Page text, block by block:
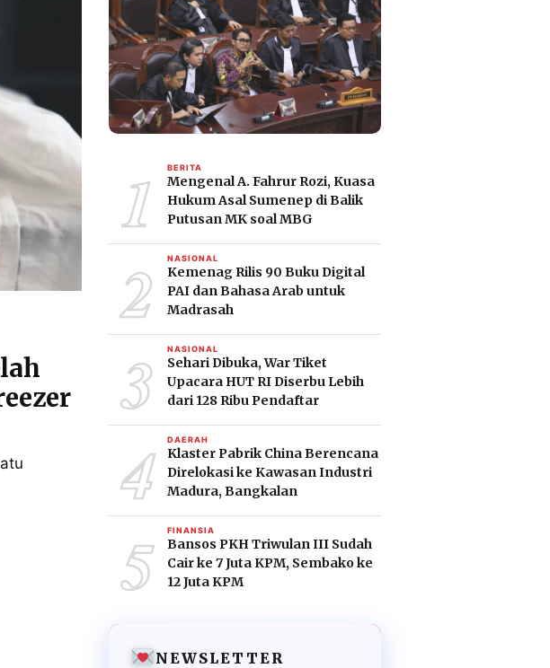
1 BERITA
Mengenal A. Fahrur Rozi, Kuasa
Hukum Asal Sumenep di Balik
Putusan MK soal MBG
2 NASIONAL
Kemenag Rilis 90 Buku Digital
PAI dan Bahasa Arab untuk
Madrasah
3 NASIONAL
Sehari Dibuka, War Tiket
Upacara HUT RI Diserbu Lebih
dari 128 Ribu Pendaftar
4 DAERAH
Klaster Pabrik China Berencana
Direlokasi ke Kawasan Industri
Madura, Bangkalan
5 FINANSIA
Bansos PKH Triwulan III Sudah
Cair ke 7 Juta KPM, Sembako ke
12 Juta KPM
NEWSLETTER